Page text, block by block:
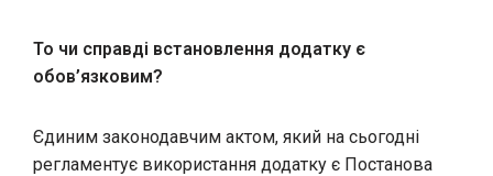
То чи справді встановлення додатку є
обов’язковим?
Єдиним законодавчим актом, який на сьогодні
регламентує використання додатку є Постанова